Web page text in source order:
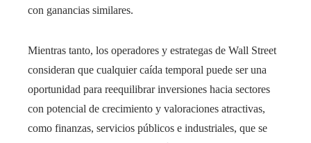
con ganancias similares.
Mientras tanto, los operadores y estrategas de Wall Street
consideran que cualquier caída temporal puede ser una
oportunidad para reequilibrar inversiones hacia sectores
con potencial de crecimiento y valoraciones atractivas,
como finanzas, servicios públicos e industriales, que se